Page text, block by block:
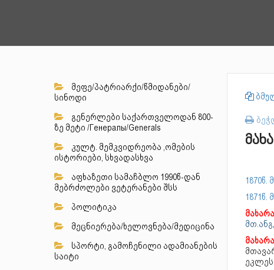
მეფე/პატრიარქი/წმიდანები/
სინოდი
გენერლები საქართველოდან 800-
ზე მეტი /Генералы/Generals
კულტ. მემკვიდრეობა ,ომების
ისტორიები, სხვადასხვა
აფხაზეთი სამაჩბლო 1990წ-დან
მებრძოლები ვეტერანები შსს
პოლიტიკა
მეცნიერება/ხელოვნება/მედიცინა
სპორტი, გამოჩენილი ადამიანების
საიტი